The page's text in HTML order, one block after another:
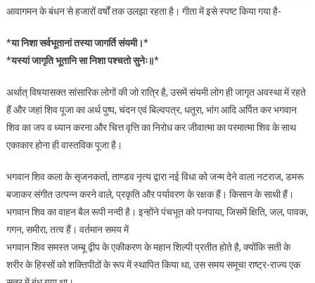
आवागमन के बंधन से हजारों वर्षों तक उलझा रहता है। गीता में इसे स्पष्ट किया गया है-
*या निशा सर्वभूतानां तस्या जागर्ति संयमी।*
*यस्यां जागृति भूतानि सा निशा पश्चतो सुनेः॥*
अर्थात् विषयासक्त सांसारिक लोगों की जो रात्रि है, उसमें संयमी लोग ही जागृत अवस्था में रहते
हैं और जहां शिव पूजा का अर्थ पुष्प, चंदन एवं बिल्वपत्र, धतूरा, भांग आदि अर्पित कर भगवान
शिव का जप व ध्यान करना और चित्त वृत्ति का निरोध कर जीवात्मा का परमात्मा शिव के साथ
एकाकार होना ही वास्तविक पूजा है।
भगवान शिव कला के सृजनकर्ता, ताण्डव नृत्य द्वारा नई विधा को जन्म देने वाला नटराज, डमरू
बजाकर संगीत उत्पन्न करने वाले, प्रकृति और पर्यावरण के रक्षक हैं। किसान के साथी हैं।
भगवान शिव का वाहन बैल रूपी नन्दी है। इन्होंने पंचभूत को पनपाया, जिसमें क्षिति, जल, पावक,
गगन, समीरा, तत्व हैं। वर्तमान समय में
भगवान शिव समस्त जम्बू द्वीप के एकीकरण के महान शिल्पी प्रतीत होते है, क्योंकि सती के
शरीर के हिस्सों को शक्तिपीठों के रूप में स्थापित किया था, उस समय समूचा राष्ट्र-राज्य एक